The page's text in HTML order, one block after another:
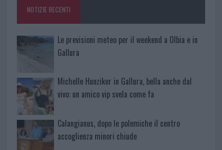
NOTIZIE RECENTI
Le previsioni meteo per il weekend a Olbia e in
Gallura
Michelle Hunziker in Gallura, bella anche dal
vivo: un amico vip svela come fa
Calangianus, dopo le polemiche il centro
accoglienza minori chiude